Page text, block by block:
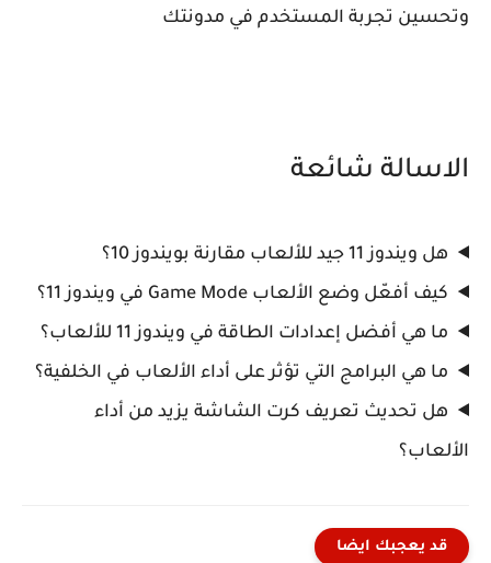
وتحسين تجربة المستخدم في مدونتك
الاسالة شائعة
هل ويندوز 11 جيد للألعاب مقارنة بويندوز 10؟
كيف أفعّل وضع الألعاب Game Mode في ويندوز 11؟
ما هي أفضل إعدادات الطاقة في ويندوز 11 للألعاب؟
ما هي البرامج التي تؤثر على أداء الألعاب في الخلفية؟
هل تحديث تعريف كرت الشاشة يزيد من أداء
الألعاب؟
قد يعجبك ايضا